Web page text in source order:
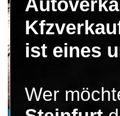
ist eines
Wer